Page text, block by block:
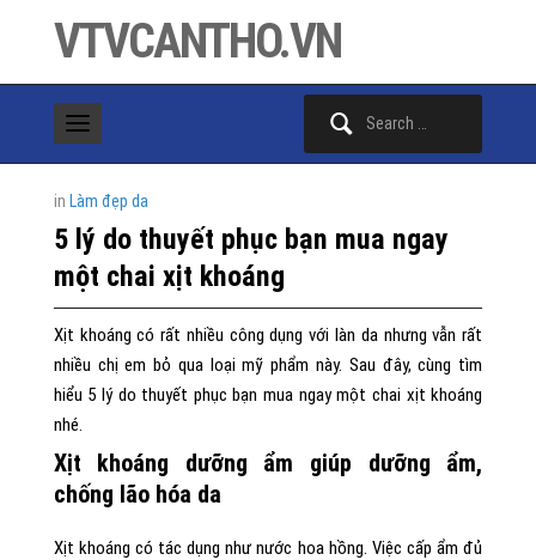
VTVCANTHO.VN
in Làm đẹp da
5 lý do thuyết phục bạn mua ngay
một chai xịt khoáng
Xịt khoáng có rất nhiều công dụng với làn da nhưng vẫn rất
nhiều chị em bỏ qua loại mỹ phẩm này. Sau đây, cùng tìm
hiểu 5 lý do thuyết phục bạn mua ngay một chai xịt khoáng
nhé.
Xịt khoáng dưỡng ẩm giúp dưỡng ẩm,
chống lão hóa da
Xịt khoáng có tác dụng như nước hoa hồng. Việc cấp ẩm đủ